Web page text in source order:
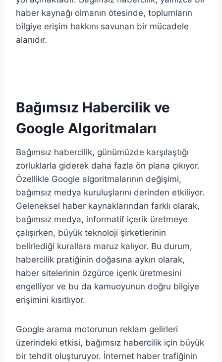
haber kaynağı olmanın ötesinde, toplumların
bilgiye erişim hakkını savunan bir mücadele
alanıdır.
Bağımsız Habercilik ve
Google Algoritmaları
Bağımsız habercilik, günümüzde karşılaştığı
zorluklarla giderek daha fazla ön plana çıkıyor.
Özellikle Google algoritmalarının değişimi,
bağımsız medya kuruluşlarını derinden etkiliyor.
Geleneksel haber kaynaklarından farklı olarak,
bağımsız medya, informatif içerik üretmeye
çalışırken, büyük teknoloji şirketlerinin
belirlediği kurallara maruz kalıyor. Bu durum,
habercilik pratiğinin doğasına aykırı olarak,
haber sitelerinin özgürce içerik üretmesini
engelliyor ve bu da kamuoyunun doğru bilgiye
erişimini kısıtlıyor.
Google arama motorunun reklam gelirleri
üzerindeki etkisi, bağımsız habercilik için büyük
bir tehdit oluşturuyor. İnternet haber trafiğinin